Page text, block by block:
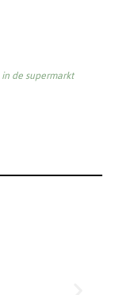
de supermarkt